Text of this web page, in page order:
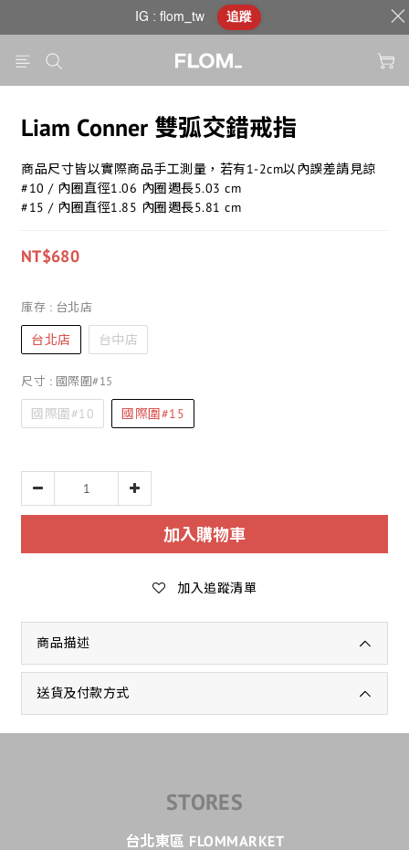
Liam Conner 雙弧交錯戒指
商品尺寸皆以實際商品手工測量，若有1-2cm以內誤差請見諒
#10 / 內圈直徑1.06 內圈週長5.03 cm
#15 / 內圈直徑1.85 內圈週長5.81 cm
NT$680
庫存 : 台北店
台北店 台中店
尺寸 : 國際圍#15
國際圍#10 國際圍#15
加入購物車
加入追蹤清單
商品描述
送貨及付款方式
STORES
台北東區 FLOMMARKET
IG : flom_tw 追蹤